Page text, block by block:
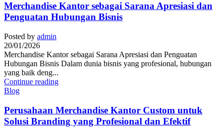
Merchandise Kantor sebagai Sarana Apresiasi dan
Penguatan Hubungan Bisnis
Posted by admin
20/01/2026
Merchandise Kantor sebagai Sarana Apresiasi dan Penguatan
Hubungan Bisnis Dalam dunia bisnis yang profesional, hubungan
yang baik deng...
Continue reading
Blog
Perusahaan Merchandise Kantor Custom untuk
Solusi Branding yang Profesional dan Efektif